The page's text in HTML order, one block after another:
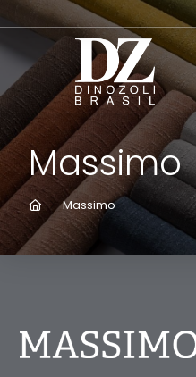
Massimo
HomeMassimo